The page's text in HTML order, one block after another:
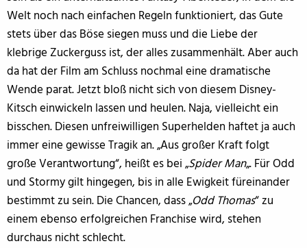
Welt noch nach einfachen Regeln funktioniert, das Gute
stets über das Böse siegen muss und die Liebe der
klebrige Zuckerguss ist, der alles zusammenhält. Aber auch
da hat der Film am Schluss nochmal eine dramatische
Wende parat. Jetzt bloß nicht sich von diesem Disney-
Kitsch einwickeln lassen und heulen. Naja, vielleicht ein
bisschen. Diesen unfreiwilligen Superhelden haftet ja auch
immer eine gewisse Tragik an. „Aus großer Kraft folgt
große Verantwortung“, heißt es bei „Spider Man„. Für Odd
und Stormy gilt hingegen, bis in alle Ewigkeit füreinander
bestimmt zu sein. Die Chancen, dass „Odd Thomas“ zu
einem ebenso erfolgreichen Franchise wird, stehen
durchaus nicht schlecht.